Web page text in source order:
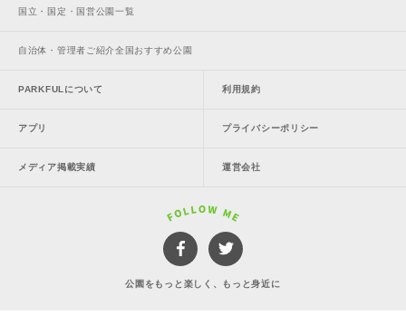
国立・国定・国営公園一覧
自治体・管理者ご紹介全国おすすめ公園
PARKFULについて
アプリ
メディア掲載実績
利用規約
プライバシーポリシー
運営会社
公園をもっと楽しく、もっと身近に